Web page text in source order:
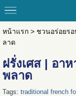
หน้าแรก> ชวนอร่อยร
ลาด
ฝรั่งเศส | อา
พลาด
Tags: traditional french